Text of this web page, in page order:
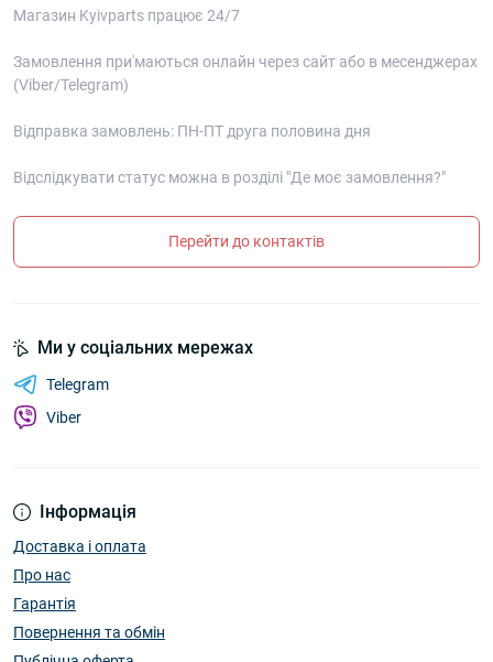
Магазин Kyivparts працює 24/7
Замовлення при'маються онлайн через сайт або в месенджерах
(Viber/Telegram)
Відправка замовлень: ПН-ПТ друга половина дня
Відслідкувати статус можна в розділі "Де моє замовлення?"
Перейти до контактів
Інформація
Доставка і оплата
Про нас
Гарантія
Повернення та обмін
Ми у соціальних мережах
Telegram
Viber